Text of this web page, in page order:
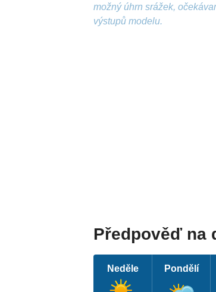
možný úhrn srážek,
výstupů modelu.
Předpověď na
Neděle Pondělí